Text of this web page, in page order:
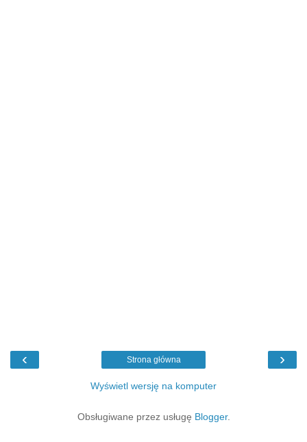
‹ ›
Strona główna
Wyświetl wersję na komputer
Obsługiwane przez usługę Blogger.